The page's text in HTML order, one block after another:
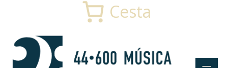
Cesta